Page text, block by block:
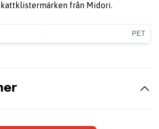
från Midori.
PET